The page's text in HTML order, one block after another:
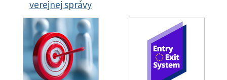
verejnej správy